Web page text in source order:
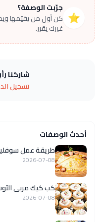
⭐
جرّبت الوصفة؟
كن أول من يقيّمها
غيرك يقرر.
شاركنا
تسجيل
أحدث الوصفات
طريقة عمل
2026-07-08
كب كيك مربى
2026-07-08